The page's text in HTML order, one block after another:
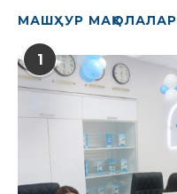
МАШҲУР МАҚОЛАЛАР
1